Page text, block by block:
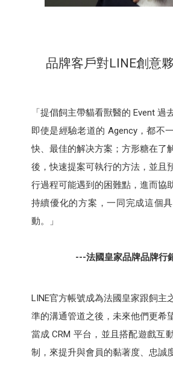
品牌客戶對LINE創意
「提倡飼主帶貓看獸醫的 Event 過
即使是經驗老道的 Agency，都不
快、最佳的解决方案；方形糖在了
後，快速提案可執行的方法，並且
行過程可能遇到的困難點，進而協
持續優化的方案，一同完成這個
動。」
---法國皇家品牌品牌行
LINE官方帳號成為法國皇家跟飼主
準的溝通管道之後，未來他們更希
當成 CRM 平台，並且搭配遊戲互
制，來提升與會員的黏著度、忠誠度